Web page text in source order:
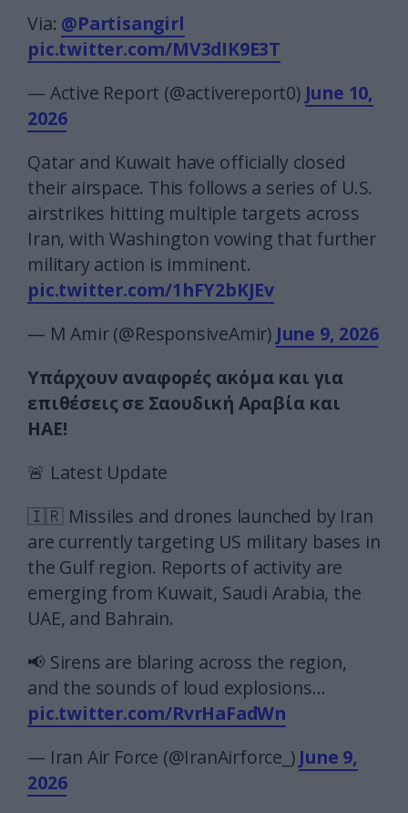
Via: @Partisangirl
pic.twitter.com/MV3dIK9E3T
— Active Report (@activereport0) June 10,
2026
Qatar and Kuwait have officially closed
their airspace. This follows a series of U.S.
airstrikes hitting multiple targets across
Iran, with Washington vowing that further
military action is imminent.
pic.twitter.com/1hFY2bKJEv
— M Amir (@ResponsiveAmir) June 9, 2026
Υπάρχουν αναφορές ακόμα και για
επιθέσεις σε Σαουδική Αραβία και
ΗΑΕ!
🚨 Latest Update
🇮🇷 Missiles and drones launched by Iran
are currently targeting US military bases in
the Gulf region. Reports of activity are
emerging from Kuwait, Saudi Arabia, the
UAE, and Bahrain.
📢 Sirens are blaring across the region,
and the sounds of loud explosions…
pic.twitter.com/RvrHaFadWn
— Iran Air Force (@IranAirforce_) June 9,
2026